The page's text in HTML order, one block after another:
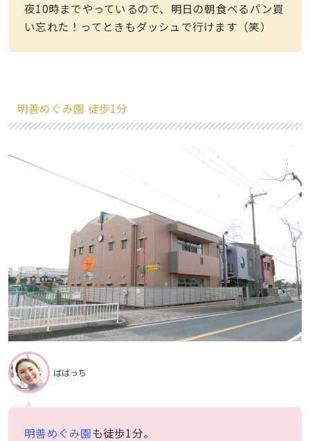
夜10時までやっているので、明日の朝食べるパン買
い忘れた！ってときもダッシュで行けます（笑）
明善めぐみ園 徒歩1分
ばばっち
明善めぐみ園も徒歩1分。